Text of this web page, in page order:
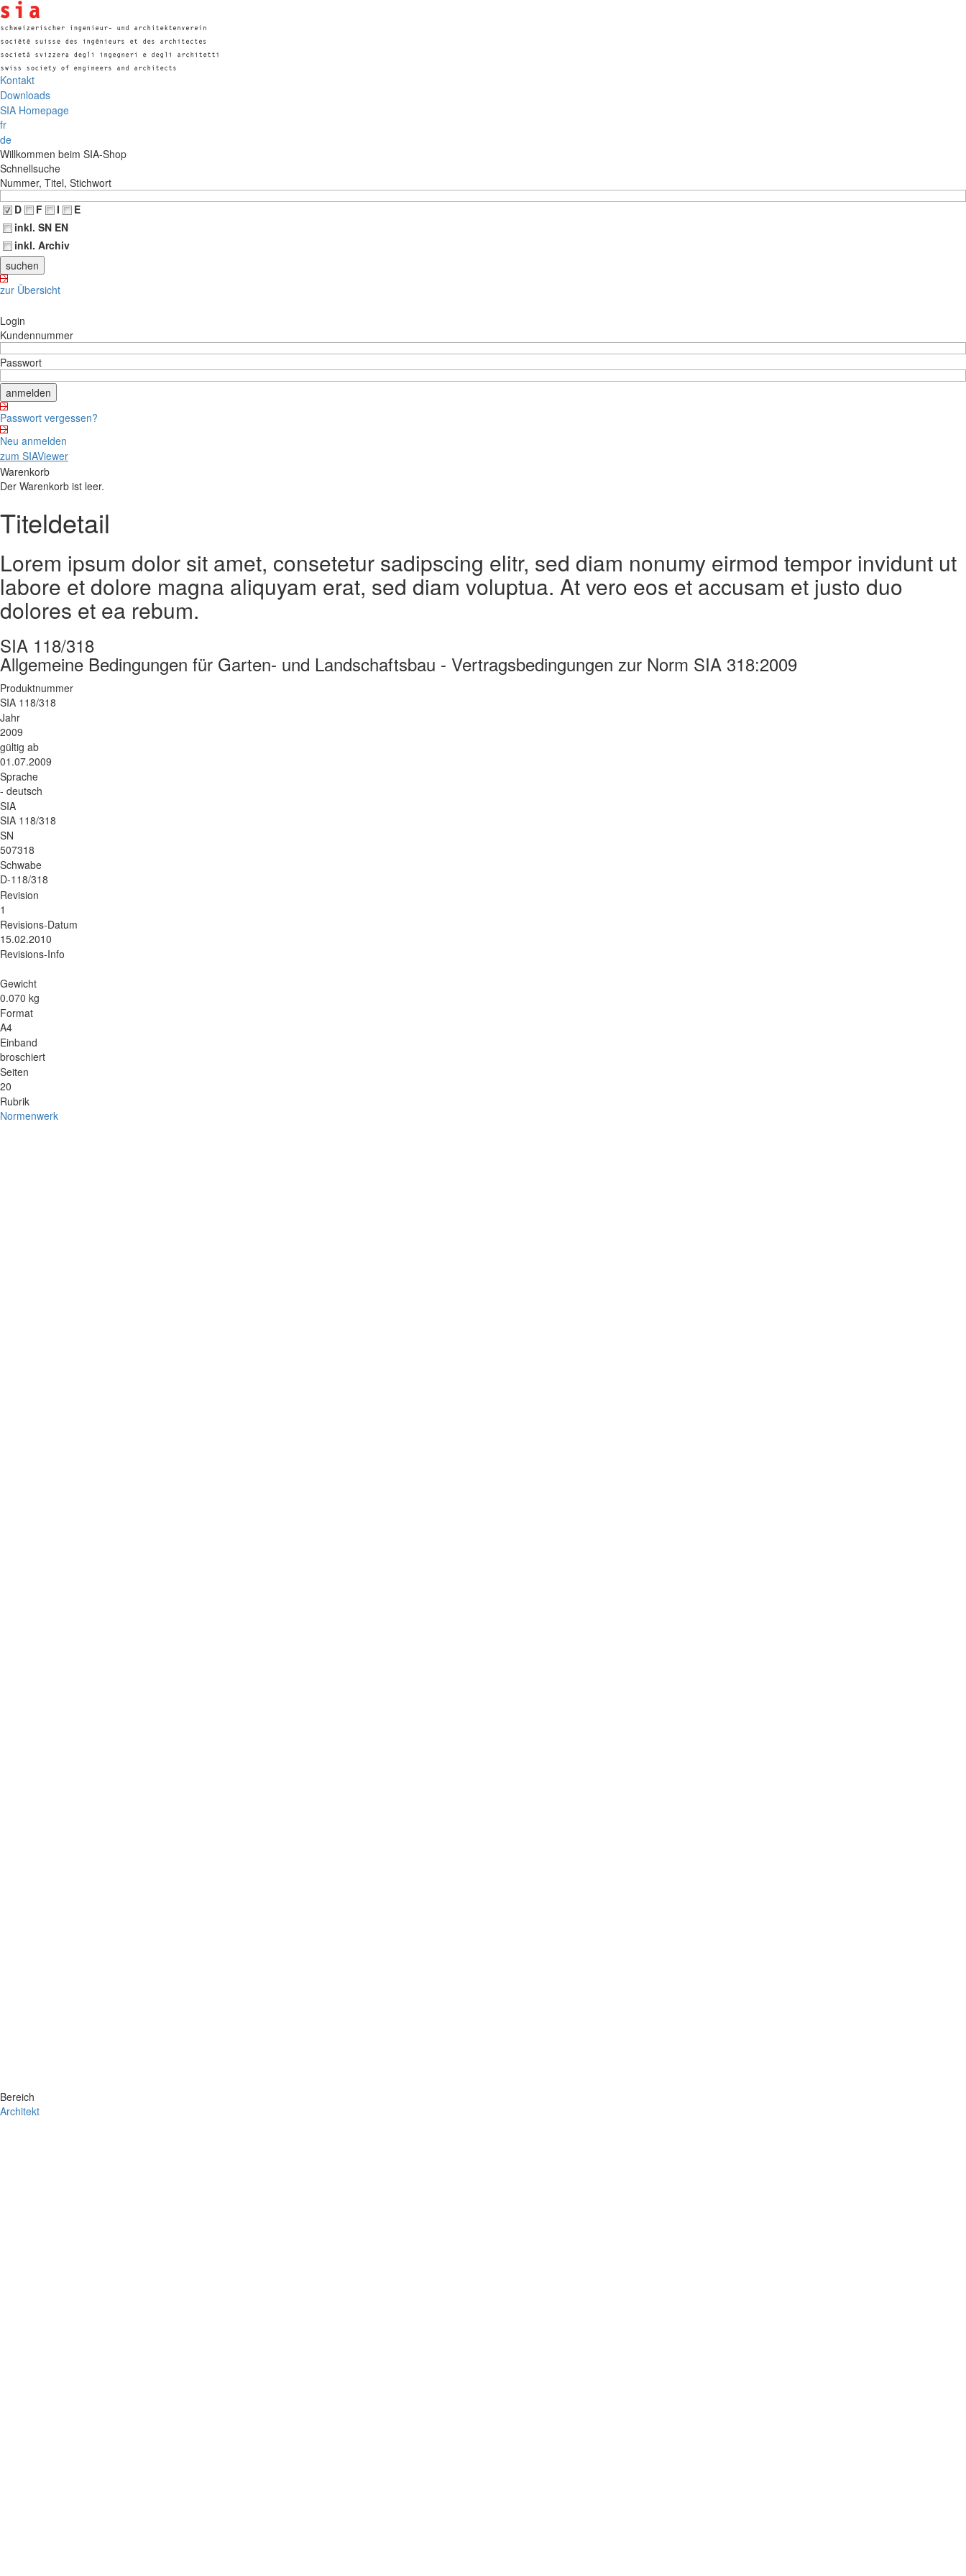
Kontakt
Downloads
SIA Homepage
fr
de
Willkommen beim SIA-Shop
Schnellsuche
Nummer, Titel, Stichwort
D
F I
E
inkl. SN EN
inkl. Archiv
zur Übersicht
Login
Kundennummer
Passwort
Passwort vergessen?
Neu anmelden
zum SIAViewer
Warenkorb
Der Warenkorb ist leer.
Titeldetail
Lorem ipsum dolor sit amet, consetetur sadipscing elitr, sed diam nonumy eirmod tempor invidunt ut
labore et dolore magna aliquyam erat, sed diam voluptua. At vero eos et accusam et justo duo
dolores et ea rebum.
SIA 118/318
Allgemeine Bedingungen für Garten- und Landschaftsbau - Vertragsbedingungen zur Norm SIA 318:2009
Produktnummer
SIA 118/318
Jahr
2009
gültig ab
01.07.2009
Sprache
- deutsch
SIA
SIA 118/318
SN
507318
Schwabe
D-118/318
Revision
1
Revisions-Datum
15.02.2010
Revisions-Info
Gewicht
0.070 kg
Format
A4
Einband
broschiert
Seiten
20
Rubrik
Normenwerk
Bereich
Architekt